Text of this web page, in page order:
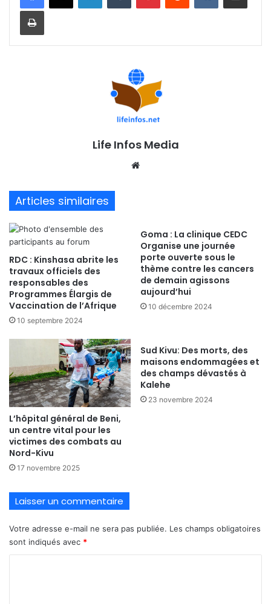
Life Infos Media
Articles similaires
RDC : Kinshasa abrite les
travaux officiels des
responsables des
Programmes Élargis de
Vaccination de l’Afrique
10 septembre 2024
Goma : La clinique CEDC
Organise une journée
porte ouverte sous le
thème contre les cancers
de demain agissons
aujourd’hui
10 décembre 2024
L’hôpital général de Beni,
un centre vital pour les
victimes des combats au
Nord-Kivu
17 novembre 2025
Sud Kivu: Des morts, des
maisons endommagées et
des champs dévastés à
Kalehe
23 novembre 2024
Laisser un commentaire
Votre adresse e-mail ne sera pas publiée. Les champs obligatoires
sont indiqués avec *